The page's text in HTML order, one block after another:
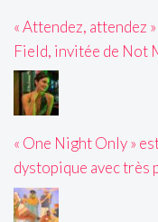
« Attendez, attendez
Field, invitée de Not
« One Night Only »
dystopique avec très